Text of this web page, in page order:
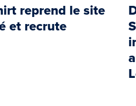
reprend le site
et recrute